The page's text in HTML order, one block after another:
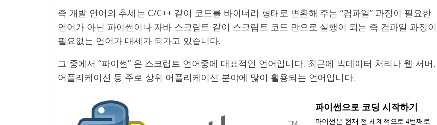
즉 개발 언어의 추세는 C/C++ 같이 코드를 바이너리 형태로 변환해 주는 “컴파일” 과정이 필요한
언어가 아닌 파이썬이나 자바 스크립트 같이 스크립트 코드 만으로 실행이 되는 즉 컴파일 과정이
필요없는 언어가 대세가 되가고 있습니다.
그 중에서 “파이썬” 은 스크립트 언어중에 대표적인 언어입니다. 최근에 빅데이터 처리나 웹 서버,
어플리케이션 등 주로 상위 어플리케이션 분야에 많이 활용되는 언어입니다.
파이썬으로 코딩 시작하기
파이썬은 현재 전 세계적으로 4번째로